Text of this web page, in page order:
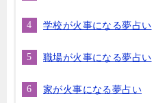
学校が火事になる夢占い
職場が火事になる夢占い
家が火事になる夢占い